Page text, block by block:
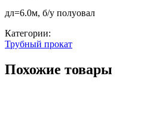
дл=6.0м, б/у полуовал
Категории:
Трубный прокат
Похожие товары